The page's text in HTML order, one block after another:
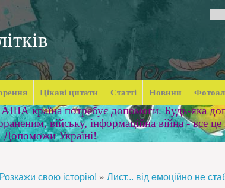
Цікаві цитати Статті Новини
країна потребує допомоги. Будь-яка
війську, інформаційна війна - все
Україні!
Розкажи свою історію! » Лист... від емоційно не